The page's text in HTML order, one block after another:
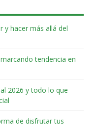
y hacer más allá del
tendencia en
2026 y todo lo que
de disfrutar tus